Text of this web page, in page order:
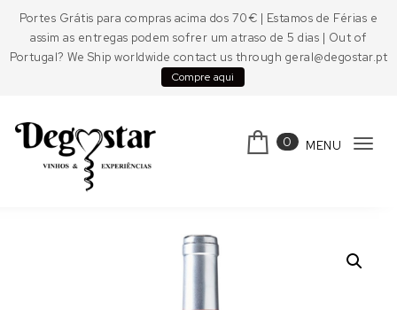
Portes Grátis para compras acima dos 70€ | Estamos de Férias e
assim as entregas podem sofrer um atraso de 5 dias | Out of
Portugal? We Ship worldwide contact us through geral@degostar.pt
Compre aqui
0 MENU